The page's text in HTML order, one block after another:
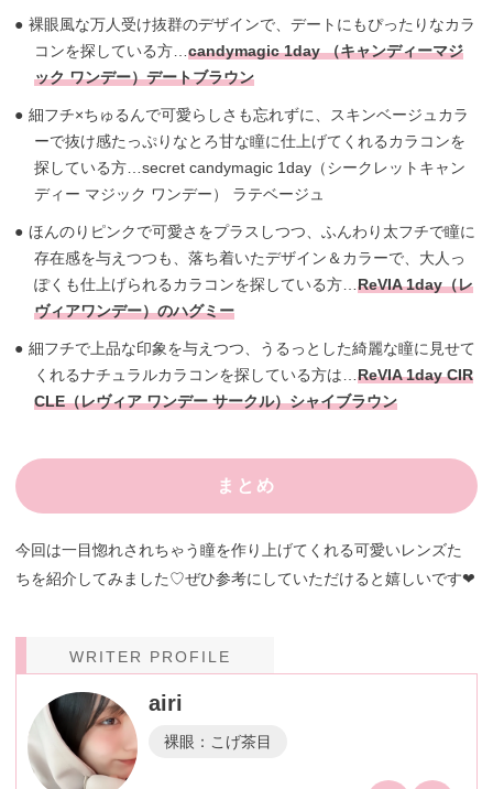
裸眼風な万人受け抜群のデザインで、デートにもぴったりなカラ
コンを探している方…candymagic 1day （キャンディーマジ
ック ワンデー）デートブラウン
細フチ×ちゅるんで可愛らしさも忘れずに、スキンベージュカラ
ーで抜け感たっぷりなとろ甘な瞳に仕上げてくれるカラコンを
探している方…secret candymagic 1day（シークレットキャン
ディー マジック ワンデー） ラテベージュ
ほんのりピンクで可愛さをプラスしつつ、ふんわり太フチで瞳に
存在感を与えつつも、落ち着いたデザイン＆カラーで、大人っ
ぽくも仕上げられるカラコンを探している方…ReVIA 1day（レ
ヴィアワンデー）のハグミー
細フチで上品な印象を与えつつ、うるっとした綺麗な瞳に見せて
くれるナチュラルカラコンを探している方は…ReVIA 1day CIR
CLE（レヴィア ワンデー サークル）シャイブラウン
まとめ
今回は一目惚れされちゃう瞳を作り上げてくれる可愛いレンズた
ちを紹介してみました♡ぜひ参考にしていただけると嬉しいです❤︎
WRITER PROFILE
airi
裸眼：こげ茶目